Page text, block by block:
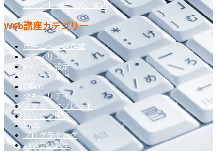
ポイントカードのご案内
Web講座カテゴリー
ホームページ作成
アフィリエイト
パソコン設定
パソコン基礎
Office
セキュリティ
スマホ・タブレット
パソコン用語
SNS
プログラミング
パソコン講座